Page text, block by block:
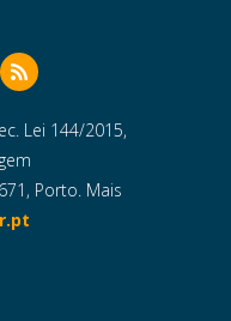
Lei 144/2015,
Porto. Mais